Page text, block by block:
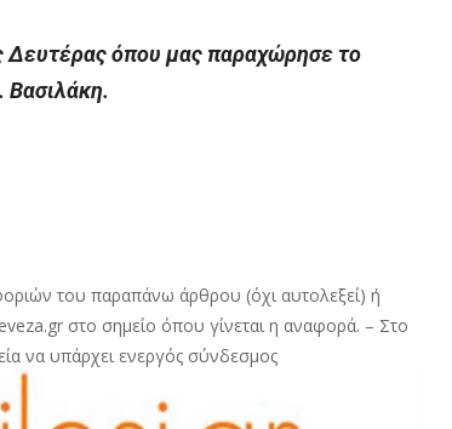
Δευτέρας όπου μας παραχώρησε το
Βασιλάκη.
του παραπάνω άρθρου (όχι αυτολεξεί) ή
στο σημείο όπου γίνεται η αναφορά. – Στο
να υπάρχει ενεργός σύνδεσμος